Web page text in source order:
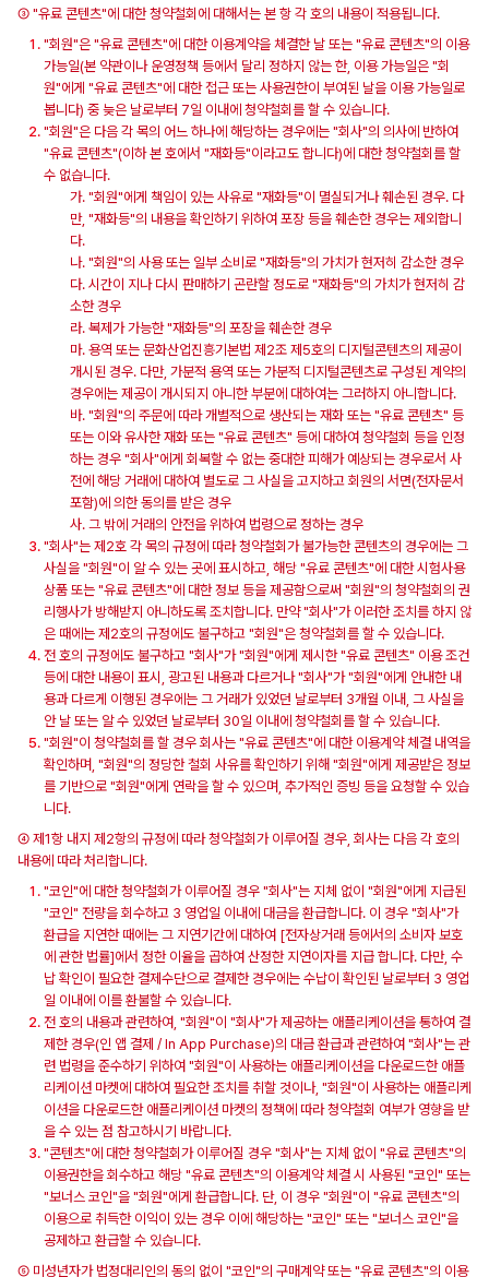
③ "유료 콘텐츠"에 대한 청약철회에 대해서는 본 항 각 호의 내용이 적용됩니다.
"회원"은 "유료 콘텐츠"에 대한 이용계약을 체결한 날 또는 "유료 콘텐츠"의 이용
가능일(본 약관이나 운영정책 등에서 달리 정하지 않는 한, 이용 가능일은 "회
원"에게 "유료 콘텐츠"에 대한 접근 또는 사용권한이 부여된 날을 이용 가능일로
봅니다) 중 늦은 날로부터 7일 이내에 청약철회를 할 수 있습니다.
"회원"은 다음 각 목의 어느 하나에 해당하는 경우에는 "회사"의 의사에 반하여
"유료 콘텐츠"(이하 본 호에서 "재화등"이라고도 합니다)에 대한 청약철회를 할
수 없습니다.
가. "회원"에게 책임이 있는 사유로 "재화등"이 멸실되거나 훼손된 경우. 다
만, "재화등"의 내용을 확인하기 위하여 포장 등을 훼손한 경우는 제외합니
다.
나. "회원"의 사용 또는 일부 소비로 "재화등"의 가치가 현저히 감소한 경우
다. 시간이 지나 다시 판매하기 곤란할 정도로 "재화등"의 가치가 현저히 감
소한 경우
라. 복제가 가능한 "재화등"의 포장을 훼손한 경우
마. 용역 또는 문화산업진흥기본법 제2조 제5호의 디지털콘텐츠의 제공이
개시된 경우. 다만, 가분적 용역 또는 가분적 디지털콘텐츠로 구성된 계약의
경우에는 제공이 개시되지 아니한 부분에 대하여는 그러하지 아니합니다.
바. "회원"의 주문에 따라 개별적으로 생산되는 재화 또는 "유료 콘텐츠" 등
또는 이와 유사한 재화 또는 "유료 콘텐츠" 등에 대하여 청약철회 등을 인정
하는 경우 "회사"에게 회복할 수 없는 중대한 피해가 예상되는 경우로서 사
전에 해당 거래에 대하여 별도로 그 사실을 고지하고 회원의 서면(전자문서
포함)에 의한 동의를 받은 경우
사. 그 밖에 거래의 안전을 위하여 법령으로 정하는 경우
"회사"는 제2호 각 목의 규정에 따라 청약철회가 불가능한 콘텐츠의 경우에는 그
사실을 "회원"이 알 수 있는 곳에 표시하고, 해당 "유료 콘텐츠"에 대한 시험사용
상품 또는 "유료 콘텐츠"에 대한 정보 등을 제공함으로써 "회원"의 청약철회의 권
리행사가 방해받지 아니하도록 조치합니다. 만약 "회사"가 이러한 조치를 하지 않
은 때에는 제2호의 규정에도 불구하고 "회원"은 청약철회를 할 수 있습니다.
전 호의 규정에도 불구하고 "회사"가 "회원"에게 제시한 "유료 콘텐츠" 이용 조건
등에 대한 내용이 표시, 광고된 내용과 다르거나 "회사"가 "회원"에게 안내한 내
용과 다르게 이행된 경우에는 그 거래가 있었던 날로부터 3개월 이내, 그 사실을
안 날 또는 알 수 있었던 날로부터 30일 이내에 청약철회를 할 수 있습니다.
"회원"이 청약철회를 할 경우 회사는 "유료 콘텐츠"에 대한 이용계약 체결 내역을
확인하며, "회원"의 정당한 철회 사유를 확인하기 위해 "회원"에게 제공받은 정보
를 기반으로 "회원"에게 연락을 할 수 있으며, 추가적인 증빙 등을 요청할 수 있습
니다.
④ 제1항 내지 제2항의 규정에 따라 청약철회가 이루어질 경우, 회사는 다음 각 호의
내용에 따라 처리합니다.
"코인"에 대한 청약철회가 이루어질 경우 "회사"는 지체 없이 "회원"에게 지급된
"코인" 전량을 회수하고 3 영업일 이내에 대금을 환급합니다. 이 경우 "회사"가
환급을 지연한 때에는 그 지연기간에 대하여 [전자상거래 등에서의 소비자 보호
에 관한 법률]에서 정한 이율을 곱하여 산정한 지연이자를 지급 합니다. 다만, 수
납 확인이 필요한 결제수단으로 결제한 경우에는 수납이 확인된 날로부터 3 영업
일 이내에 이를 환불할 수 있습니다.
전 호의 내용과 관련하여, "회원"이 "회사"가 제공하는 애플리케이션을 통하여 결
제한 경우(인 앱 결제 / In App Purchase)의 대금 환급과 관련하여 "회사"는 관
련 법령을 준수하기 위하여 "회원"이 사용하는 애플리케이션을 다운로드한 애플
리케이션 마켓에 대하여 필요한 조치를 취할 것이나, "회원"이 사용하는 애플리케
이션을 다운로드한 애플리케이션 마켓의 정책에 따라 청약철회 여부가 영향을 받
을 수 있는 점 참고하시기 바랍니다.
"콘텐츠"에 대한 청약철회가 이루어질 경우 "회사"는 지체 없이 "유료 콘텐츠"의
이용권한을 회수하고 해당 "유료 콘텐츠"의 이용계약 체결 시 사용된 "코인" 또는
"보너스 코인"을 "회원"에게 환급합니다. 단, 이 경우 "회원"이 "유료 콘텐츠"의
이용으로 취득한 이익이 있는 경우 이에 해당하는 "코인" 또는 "보너스 코인"을
공제하고 환급할 수 있습니다.
⑤ 미성년자가 법정대리인의 동의 없이 "코인"의 구매계약 또는 "유료 콘텐츠"의 이용